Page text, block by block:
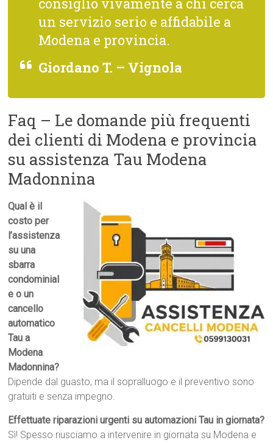
un servizio serio e affidabile a
Modena e provincia.
Giordano T. – Vignola
Faq – Le domande più frequenti
dei clienti di Modena e provincia
su assistenza Tau Modena
Madonnina
Qual è il
costo per
l’assistenza
su una
sbarra
condominial
e o un
cancello
automatico
Tau a
Modena
Madonnina?
Dipende dal guasto, ma il sopralluogo e il preventivo sono
gratuiti e senza impegno.
Effettuate riparazioni urgenti su automazioni Tau in giornata?
Sì! Spesso riusciamo a intervenire in giornata su Modena e